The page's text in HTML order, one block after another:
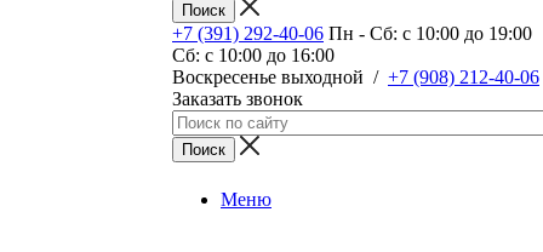
+7 (391) 292-40-06 Пн - Сб: c 10:00 до 19:00
Сб: c 10:00 до 16:00
​Воскресенье выходной / +7 (908) 212-40-06
Заказать звонок
Меню